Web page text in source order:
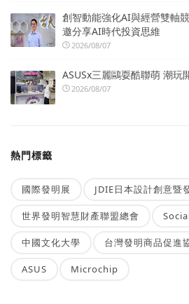
創智動能強化AI與經營雙軸
邀分享AI時代投資思維
2026/08/07
ASUSx三麗鷗耍酷聯萌 潮玩
2026/08/07
熱門標籤
國際發明展 JDIE日本設計創意暨
世界發明智慧財產聯盟總會
中國文化大學 台灣發明商品促進
ASUS Microchip